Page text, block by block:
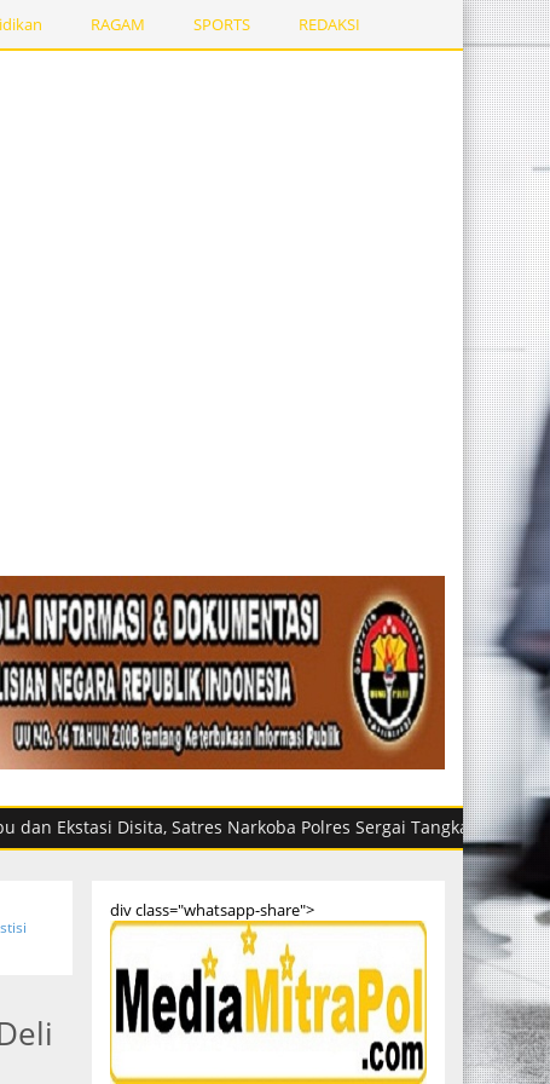
RAGAM SPORTS REDAKSI
Disita, Satres Narkoba Polres Sergai Tangkap Dua Pria di
div class="whatsapp-share">